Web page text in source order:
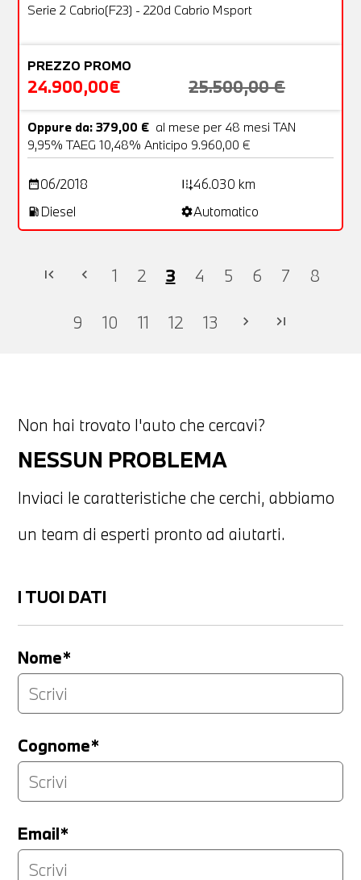
OFFERTA
Serie 2 Cabrio(F23) - 220d Cabrio Msport
PREZZO PROMO
24.900,00€ 25.500,00 €
Oppure da: 379,00 € al mese per 48 mesi TAN
9,95% TAEG 10,48% Anticipo 9.960,00 €
date_range06/2018 add_road46.030 km
local_gas_station Diesel settingsAutomatico
first_page chevron_left 1 2 3 4 5 6 7 8
9 10 11 12 13 chevron_right last_page
Non hai trovato l'auto che cercavi?
NESSUN PROBLEMA
Inviaci le caratteristiche che cerchi, abbiamo
un team di esperti pronto ad aiutarti.
I TUOI DATI
Nome*
Cognome*
Email*